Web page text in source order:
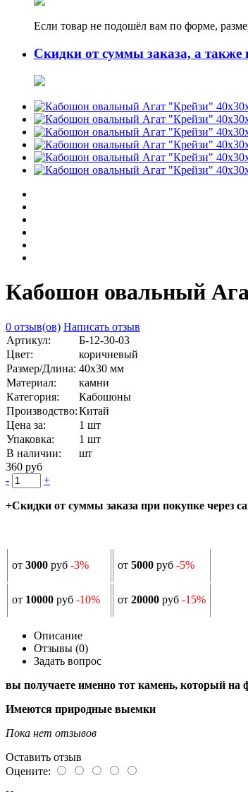
Если товар не подошёл вам по форме,
Скидки от суммы заказа, а также
Кабошон овальный
0 отзыв(ов) Написать отзыв
Артикул:
Б-12-30-03
Цвет:
коричневый
Размер/Длина: 40х30 мм
Материал:
камни
Категория:
Кабошоны
Производство:Китай
Цена за:
1 шт
Упаковка:
1 шт
В наличии:
шт
360 руб
-
+
+Скидки от суммы заказа при покупке через
от 3000 руб -3% от 5000 руб -5%
от 10000 руб -10% от 20000 руб -15%
Описание
Отзывы (0)
Задать вопрос
вы получаете именно тот камень, который на
Имеются природные выемки
Пока нет отзывов
Оставить отзыв
Оцените: